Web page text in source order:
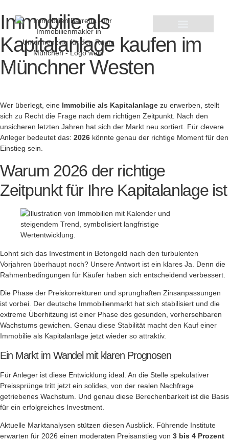
Immobilie als
Kapitalanlage kaufen im
Münchner Westen
Wer überlegt, eine Immobilie als Kapitalanlage zu erwerben, stellt
sich zu Recht die Frage nach dem richtigen Zeitpunkt. Nach den
unsicheren letzten Jahren hat sich der Markt neu sortiert. Für clevere
Anleger bedeutet das: 2026 könnte genau der richtige Moment für den
Einstieg sein.
Warum 2026 der richtige
Zeitpunkt für Ihre Kapitalanlage ist
Lohnt sich das Investment in Betongold nach den turbulenten
Vorjahren überhaupt noch? Unsere Antwort ist ein klares Ja. Denn die
Rahmenbedingungen für Käufer haben sich entscheidend verbessert.
Die Phase der Preiskorrekturen und sprunghaften Zinsanpassungen
ist vorbei. Der deutsche Immobilienmarkt hat sich stabilisiert und die
extreme Überhitzung ist einer Phase des gesunden, vorhersehbaren
Wachstums gewichen. Genau diese Stabilität macht den Kauf einer
Immobilie als Kapitalanlage jetzt wieder so attraktiv.
Ein Markt im Wandel mit klaren Prognosen
Für Anleger ist diese Entwicklung ideal. An die Stelle spekulativer
Preissprünge tritt jetzt ein solides, von der realen Nachfrage
getriebenes Wachstum. Und genau diese Berechenbarkeit ist die Basis
für ein erfolgreiches Investment.
Aktuelle Marktanalysen stützen diesen Ausblick. Führende Institute
erwarten für 2026 einen moderaten Preisanstieg von 3 bis 4 Prozent